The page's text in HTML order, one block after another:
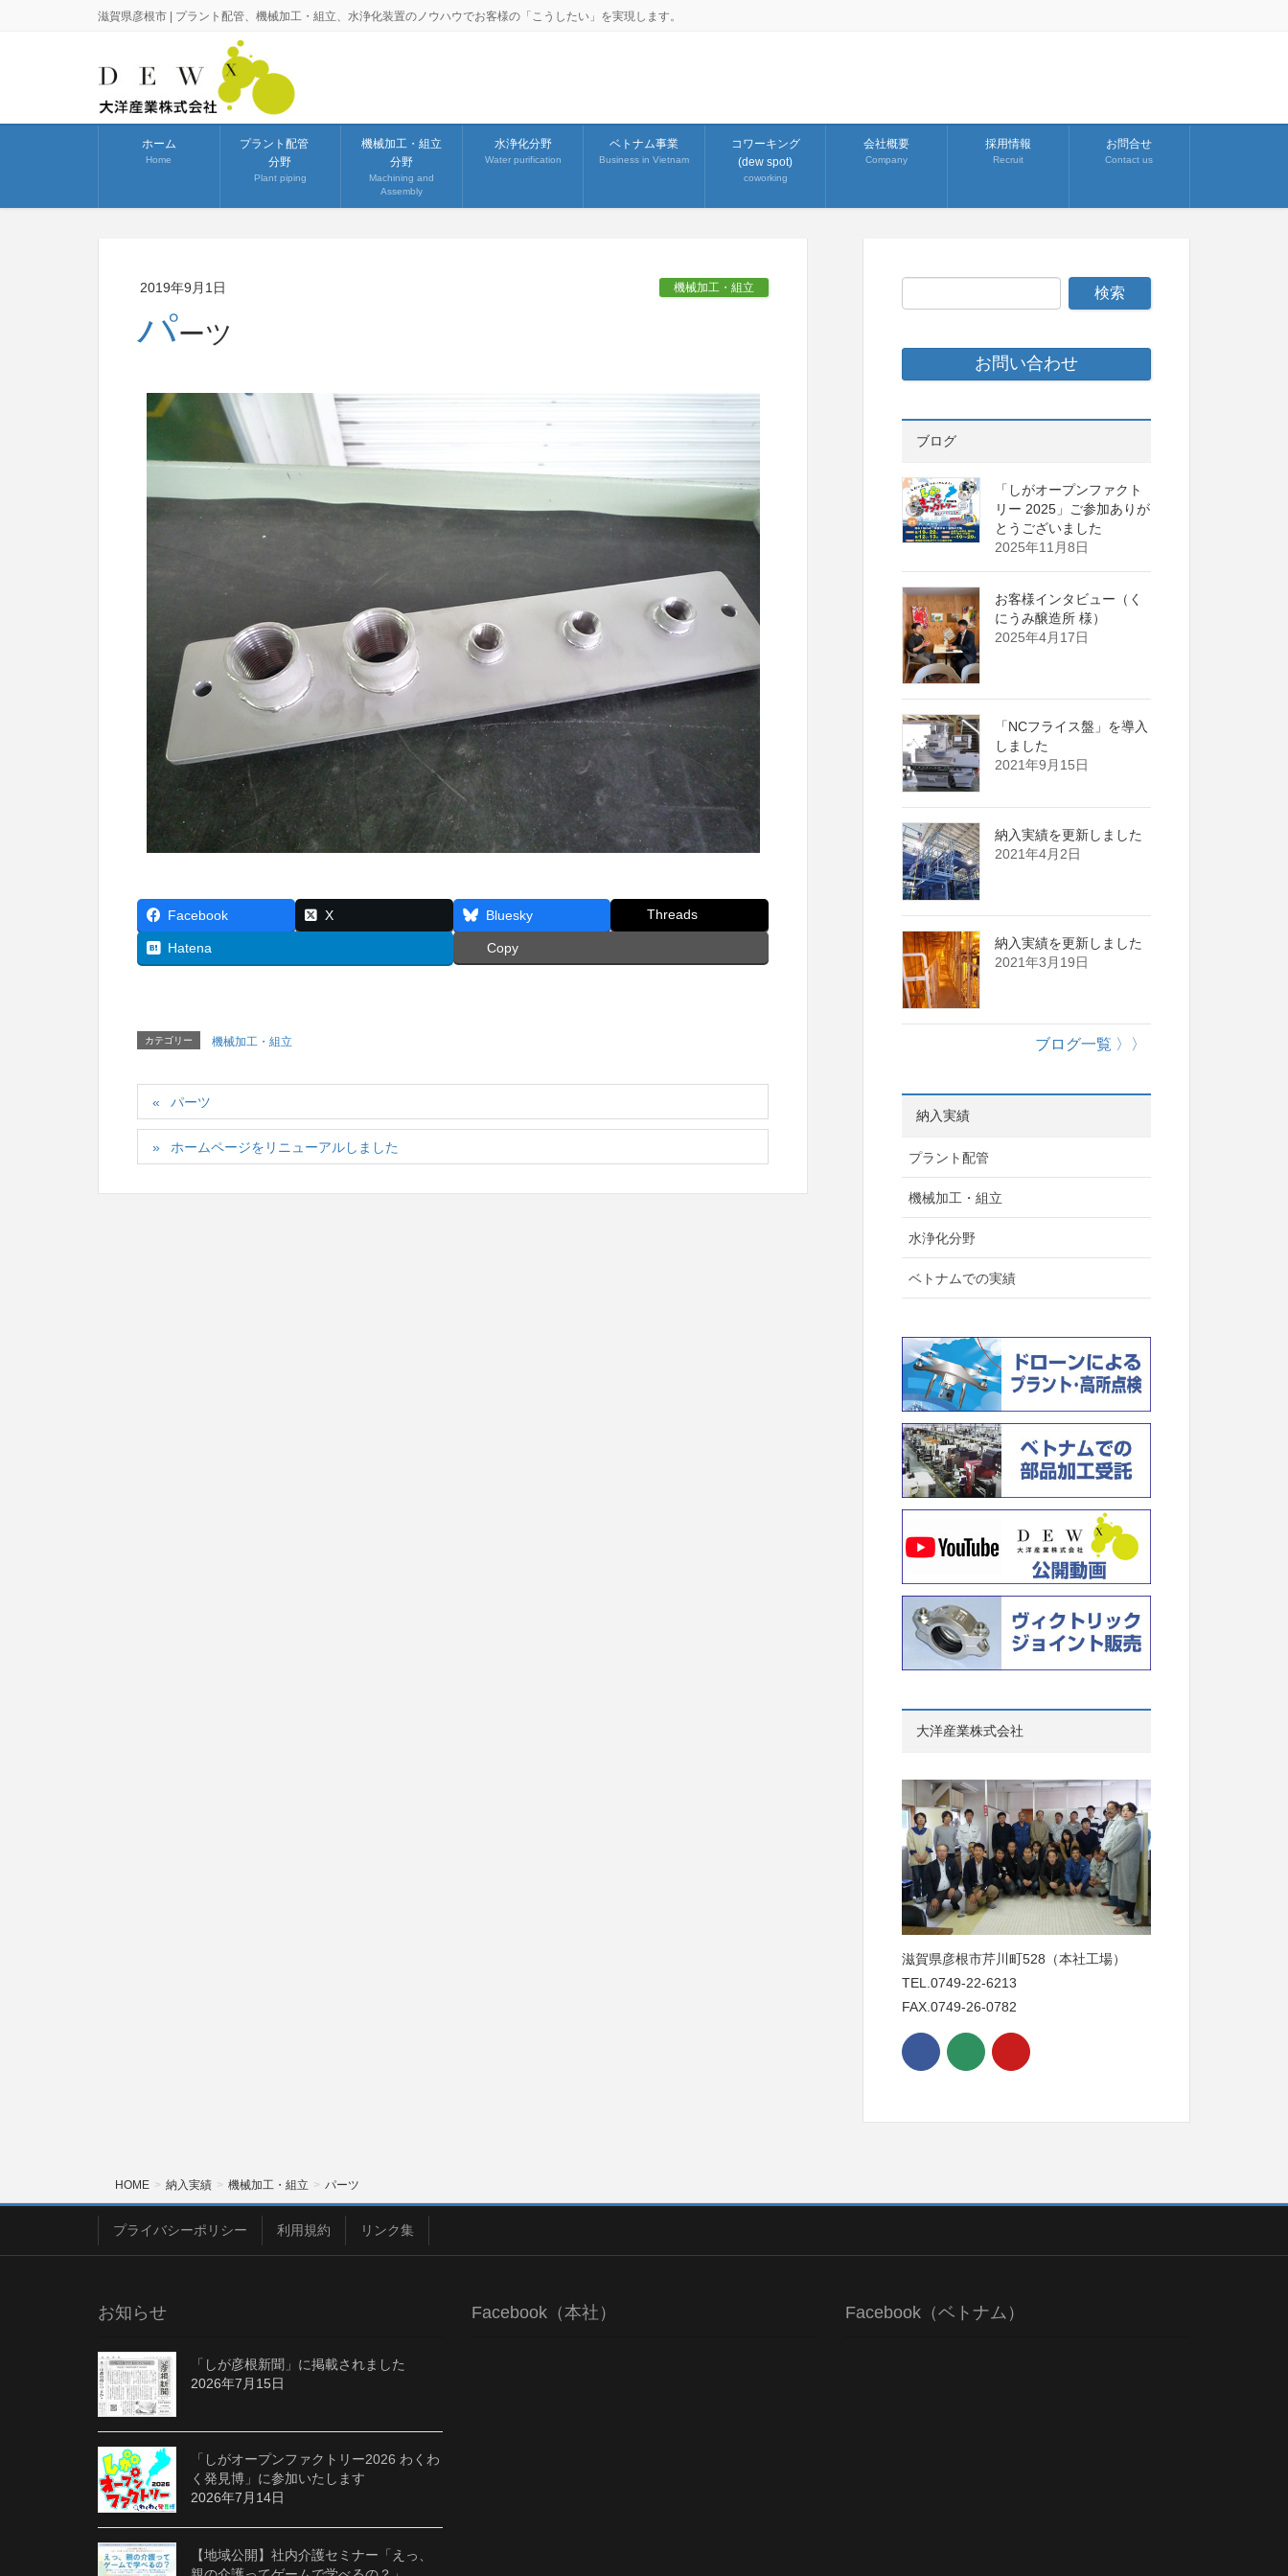
滋賀県彦根市 | プラント配管、機械加工・組立、水浄化装置のノウハウでお客様の「こうしたい」を実現します。
ホーム
Home
プラント配管
分野
Plant piping
機械加工・組立
分野
Machining and
Assembly
水浄化分野
Water purification
ベトナム事業
Business in Vietnam
コワーキング
(dew spot)
coworking
会社概要
Company
採用情報
Recruit
お問合せ
Contact us
2019年9月1日 機械加工・組立
パーツ
Facebook X Bluesky Threads
Hatena Copy
カテゴリー 機械加工・組立
パーツ
ホームページをリニューアルしました
お問い合わせ
ブログ
「しがオープンファクト
リー 2025」ご参加ありが
とうございました
2025年11月8日
お客様インタビュー（く
にうみ醸造所 様）
2025年4月17日
「NCフライス盤」を導入
しました
2021年9月15日
納入実績を更新しました
2021年4月2日
納入実績を更新しました
2021年3月19日
ブログ一覧 〉〉
納入実績
プラント配管
機械加工・組立
水浄化分野
ベトナムでの実績
大洋産業株式会社
滋賀県彦根市芹川町528（本社工場）
TEL.0749-22-6213
FAX.0749-26-0782
HOME 納入実績 機械加工・組立 パーツ
プライバシーポリシー 利用規約 リンク集
お知らせ
「しが彦根新聞」に掲載されました
2026年7月15日
「しがオープンファクトリー2026 わくわ
く発見博」に参加いたします
2026年7月14日
【地域公開】社内介護セミナー「えっ、
Facebook（本社） Facebook（ベトナム）